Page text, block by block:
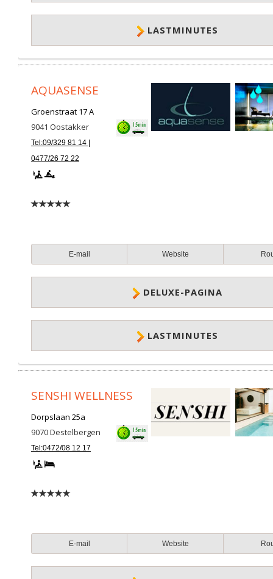
LASTMINUTES
AQUASENSE
Groenstraat 17 A
9041 Oostakker
Tel:09/329 81 14 |
0477/26 72 22
E-mail Website
DELUXE-PAGINA
LASTMINUTES
SENSHI WELLNESS
Dorpslaan 25a
9070Destelbergen
Tel:0472/08 12 17
E-mail Website